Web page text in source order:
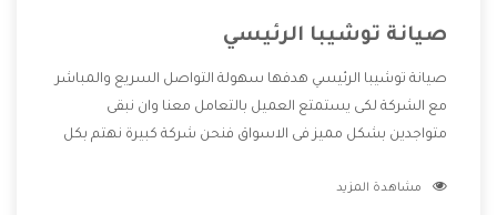
صيانة توشيبا الرئيسي
صيانة توشيبا الرئيسي هدفها سهولة التواصل السريع والمباشر
مع الشركة لكى يستمتع العميل بالتعامل معنا وان نبقى
متواجدين بشكل مميز فى الاسواق فنحن شركة كبيرة نهتم بكل
الشركة بها والتى تكون منها خدمة الصيانة التى تكون من أهم
مشاهدة المزيد